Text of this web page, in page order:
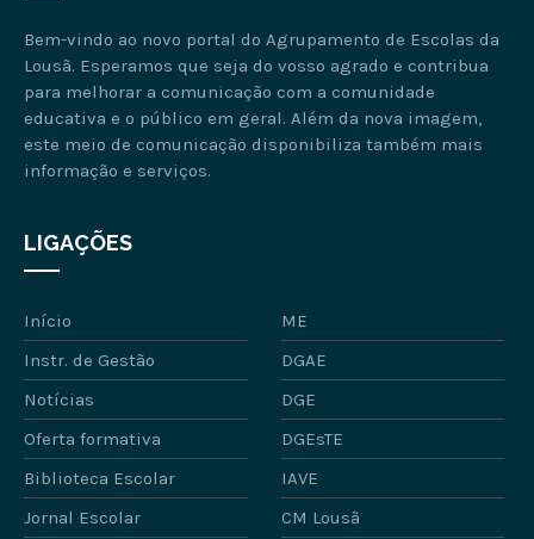
Bem-vindo ao novo portal do Agrupamento de Escolas da
Lousã. Esperamos que seja do vosso agrado e contribua
para melhorar a comunicação com a comunidade
educativa e o público em geral. Além da nova imagem,
este meio de comunicação disponibiliza também mais
informação e serviços.
LIGAÇÕES
Início
ME
Instr. de Gestão
DGAE
Notícias
DGE
Oferta formativa
DGEsTE
Biblioteca Escolar
IAVE
Jornal Escolar
CM Lousã